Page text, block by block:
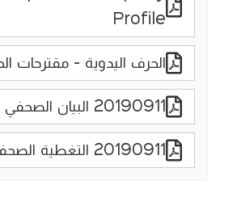
Profile
الحرف اليدوية - مقترحات
20190911 البيان الصحفي
20190911 التغطية الصحفية